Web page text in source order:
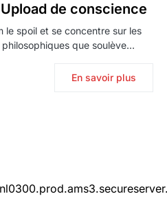
de conscience
le spoil et se concentre sur les
que soulève…
En savoir plus